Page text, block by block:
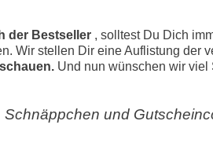
der Bestseller , solltest Du Dich
Wir stellen Dir eine Auflistung
Und nun wünschen wir
Schnäppchen und